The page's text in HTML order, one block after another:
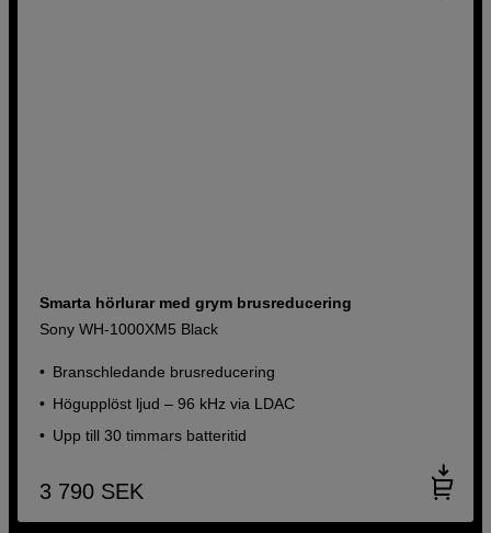
Smarta hörlurar med grym brusreducering
Sony WH-1000XM5 Black
Branschledande brusreducering
Högupplöst ljud – 96 kHz via LDAC
Upp till 30 timmars batteritid
3 790 SEK